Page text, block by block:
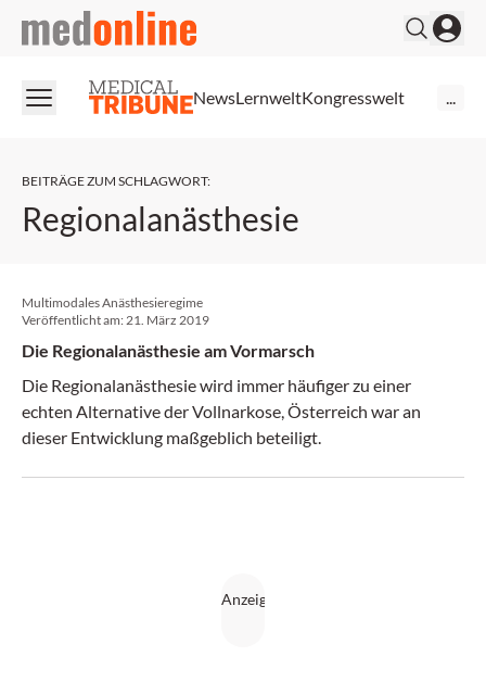
medonline
NewsLernweltKongresswelt
BEITRÄGE ZUM SCHLAGWORT:
Regionalanästhesie
Multimodales Anästhesieregime
Veröffentlicht am:21. März 2019
Die Regionalanästhesie am Vormarsch
Die Regionalanästhesie wird immer häufiger zu einer
echten Alternative der Vollnarkose, Österreich war an
dieser Entwicklung maßgeblich beteiligt.